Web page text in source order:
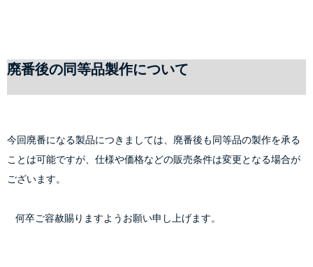
廃番後の同等品製作について
今回廃番になる製品につきましては、廃番後も同等品の製作を承る
ことは可能ですが、仕様や価格などの販売条件は変更となる場合が
ございます。
    何卒ご容赦賜りますようお願い申し上げます。